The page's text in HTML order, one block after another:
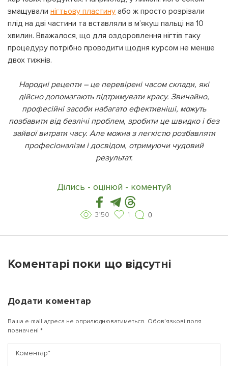
змащували нігтьову пластину або ж просто розрізали
плід на дві частини та вставляли в м’якуш пальці на 10
хвилин. Вважалося, що для оздоровлення нігтів таку
процедуру потрібно проводити щодня курсом не менше
двох тижнів.
Народні рецепти – це перевірені часом склади, які
дійсно допомагають підтримувати красу. Звичайно,
професійні засоби набагато ефективніші, можуть
позбавити від безлічі проблем, зробити це швидко і без
зайвої витрати часу. Але можна з легкістю розбавляти
професіоналізм і досвідом, отримуючи чудовий
результат.
Ділись - оцінюй - коментуй
3150 1 0
Коментарі поки що відсутні
Додати коментар
Ваша e-mail адреса не оприлюднюватиметься. Обов’язкові поля
позначені *